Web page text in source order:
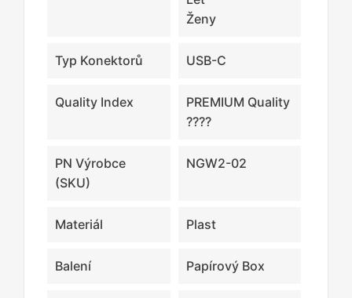
Ženy
Typ Konektorů USB-C
Quality Index
PREMIUM Quality
????
PN Výrobce
(SKU)
NGW2-02
Materiál Plast
Balení Papírový Box